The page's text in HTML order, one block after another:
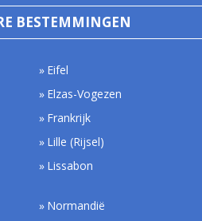
BESTEMMINGEN
Eifel
Elzas-Vogezen
Frankrijk
Lille (Rijsel)
Lissabon
Normandië